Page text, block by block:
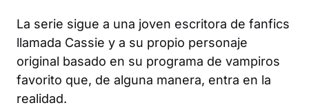
La serie sigue a una joven escritora de fanfics
llamada Cassie y a su propio personaje
original basado en su programa de vampiros
favorito que, de alguna manera, entra en la
realidad.